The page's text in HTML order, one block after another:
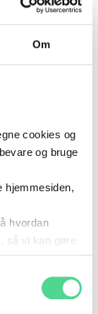
Om
cookies og
og bruge
hjemmesiden,
hvordan
så vi kan gøre
via det link,
School